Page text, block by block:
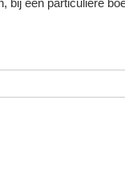
bij een particuliere